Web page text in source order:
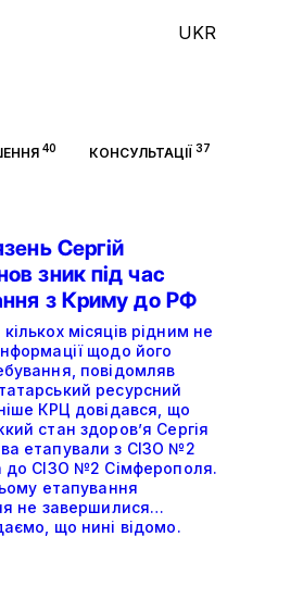
UKR
40 КОНСУЛЬТАЦІЇ37
Сергій
зник під час
з Криму до РФ
місяців рідним не
щодо його
повідомляв
ресурсний
КРЦ довідався, що
стан здоров’я Сергія
етапували з СІЗО №2
до СІЗО №2 Сімферополя.
етапування
не завершилися…
що нині відомо.